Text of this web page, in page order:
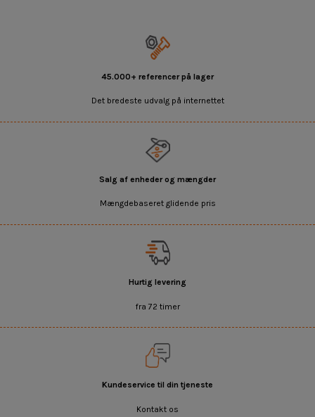
45.000+ referencer på lager
Det bredeste udvalg på internettet
Salg af enheder og mængder
Mængdebaseret glidende pris
Hurtig levering
fra 72 timer
Kundeservice til din tjeneste
Kontakt os